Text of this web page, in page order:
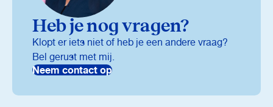
Heb je nog vragen?
Klopt er iets niet of heb je een andere vraag?
Bel gerust met mij.
Neem contact op